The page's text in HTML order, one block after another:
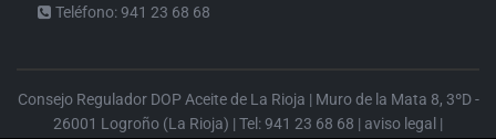
Teléfono: 941 23 68 68
Consejo Regulador DOP Aceite de La Rioja | Muro de la Mata 8, 3ºD -
26001 Logroño (La Rioja) | Tel: 941 23 68 68 | aviso legal |